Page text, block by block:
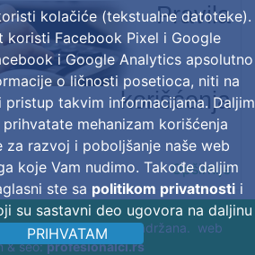
Pravila
korišćenja
Opširnije
d.o.o. Sva prava zadržana. web
& seo:profesionalci.rs
kolačiće (tekstualne datoteke).
koristi Facebook Pixel i Google
i Google Analytics apsolutno
o ličnosti posetioca, niti na
takvim informacijama. Daljim
mehanizam korišćenja
za razvoj i poboljšanje naše web
koje Vam nudimo. Takođe daljim
ste sa politikom privatnosti i
su sastavni deo ugovora na daljinu
PRIHVATAM